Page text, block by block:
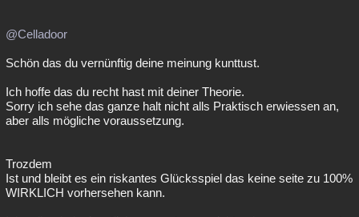
@Celladoor
Schön das du vernünftig deine meinung kunttust.
Ich hoffe das du recht hast mit deiner Theorie.
Sorry ich sehe das ganze halt nicht alls Praktisch erwiessen an,
aber alls mögliche voraussetzung.
Trozdem
Ist und bleibt es ein riskantes Glücksspiel das keine seite zu 100%
WIRKLICH vorhersehen kann.